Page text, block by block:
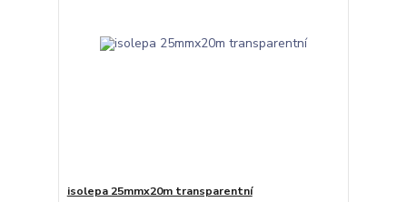
isolepa 25mmx20m transparentní